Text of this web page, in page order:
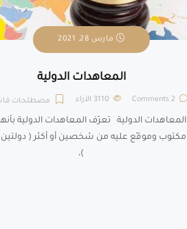
مارس 28, 2021
المعاهدات الدولية
مصطلحات 2 Comments الآراء
المعاهدات الدولية تعرّف المعاهدات الدولية
مكتوب وموقّع عليه من شخصين أو أكثر ( دولتين
)،